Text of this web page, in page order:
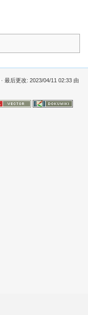
· 最后更改: 2023/04/11 02:33 由